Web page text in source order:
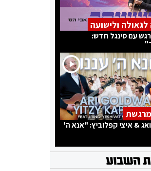
לגאולה ולישועה
עם סינגל חדש:
& איצי קפלוביץ: "אנא ה'